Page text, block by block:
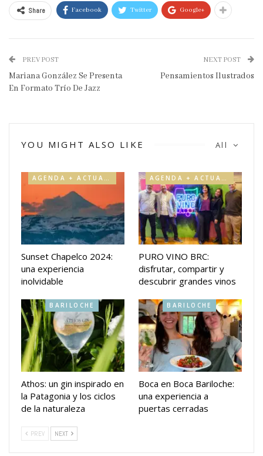
Share Facebook Twitter Google+
PREV POST
Mariana González Se Presenta
En Formato Trío De Jazz
NEXT POST
Pensamientos Ilustrados
All
YOU MIGHT ALSO LIKE
AGENDA + ACTUALIDAD
Sunset Chapelco 2024:
una experiencia
inolvidable
AGENDA + ACTUALIDAD
PURO VINO BRC:
disfrutar, compartir y
descubrir grandes vinos
BARILOCHE
Athos: un gin inspirado en
la Patagonia y los ciclos
de la naturaleza
BARILOCHE
Boca en Boca Bariloche:
una experiencia a
puertas cerradas
PREV NEXT